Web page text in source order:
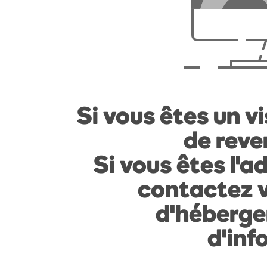
Si vous êtes un
de
Si vous êtes
contactez